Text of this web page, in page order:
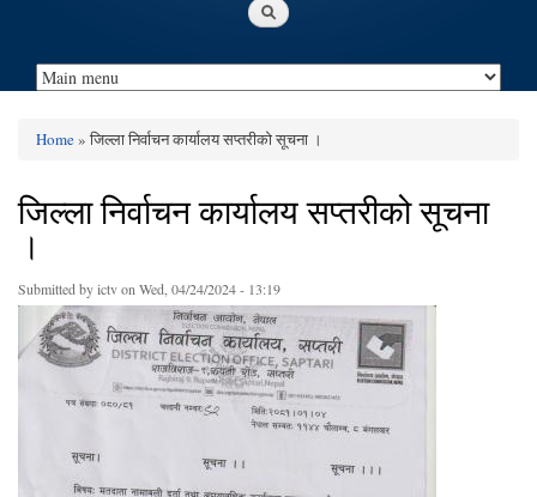
Home» जिल्ला निर्वाचन कार्यालय सप्तरीको सूचना ।
जिल्ला निर्वाचन कार्यालय सप्तरीको सूचना
।
Submitted byictvon Wed, 04/24/2024 - 13:19